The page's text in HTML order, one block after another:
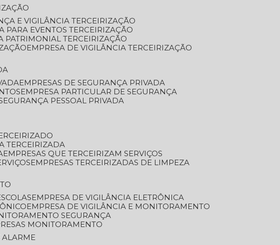
E VIGILÂNCIA TERCEIRIZAÇÃO
PARA EVENTOS TERCEIRIZAÇÃO
PATRIMONIAL TERCEIRIZAÇÃO
EMPRESA DE VIGILÂNCIA TERCEIRIZAÇÃO
EMPRESAS DE SEGURANÇA PRIVADA
EMPRESA PARTICULAR DE SEGURANÇA
PESSOAL PRIVADA
TERCEIRIZADA
EMPRESAS QUE TERCEIRIZAM SERVIÇOS
EMPRESAS TERCEIRIZADAS DE LIMPEZA
EMPRESA DE VIGILÂNCIA ELETRÔNICA
EMPRESA DE VIGILÂNCIA E MONITORAMENTO
SEGURANÇA
MONITORAMENTO
ALARME